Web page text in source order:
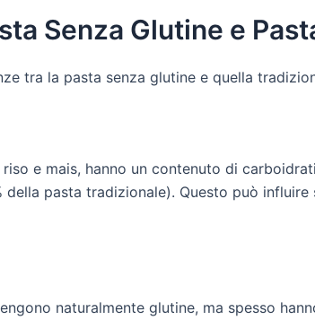
Senza Glutine e
tra la pasta senza glutine e quella
e mais, hanno un contenuto di
pasta tradizionale). Questo può
naturalmente glutine, ma spesso